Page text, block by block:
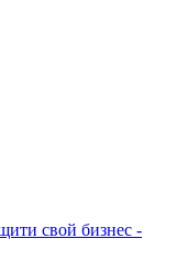
свой бизнес -